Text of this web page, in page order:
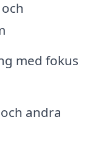
med fokus
andra